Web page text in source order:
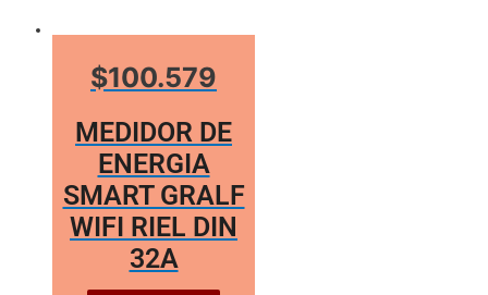
$100.579
MEDIDOR DE
ENERGIA
SMART GRALF
WIFI RIEL DIN
32A